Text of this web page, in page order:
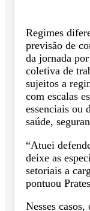
Regimes
previsão de
da jornada
coletiva de
sujeitos a
com escalas
essenciais ou
saúde,
“Atuei
deixe as
setoriais a
pontuou
Nesses